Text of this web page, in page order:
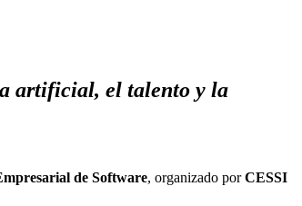
artificial, el talento y la
de Software, organizado porCESSI